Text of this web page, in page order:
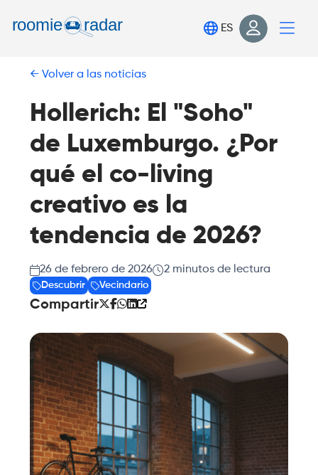
Iniciar sesión
Regístrate
ES
Volver a las noticias
Hollerich: El "Soho"
de Luxemburgo. ¿Por
qué el co-living
creativo es la
tendencia de 2026?
26 de febrero de 2026 2 minutos de lectura
Descubrir Vecindario
Compartir